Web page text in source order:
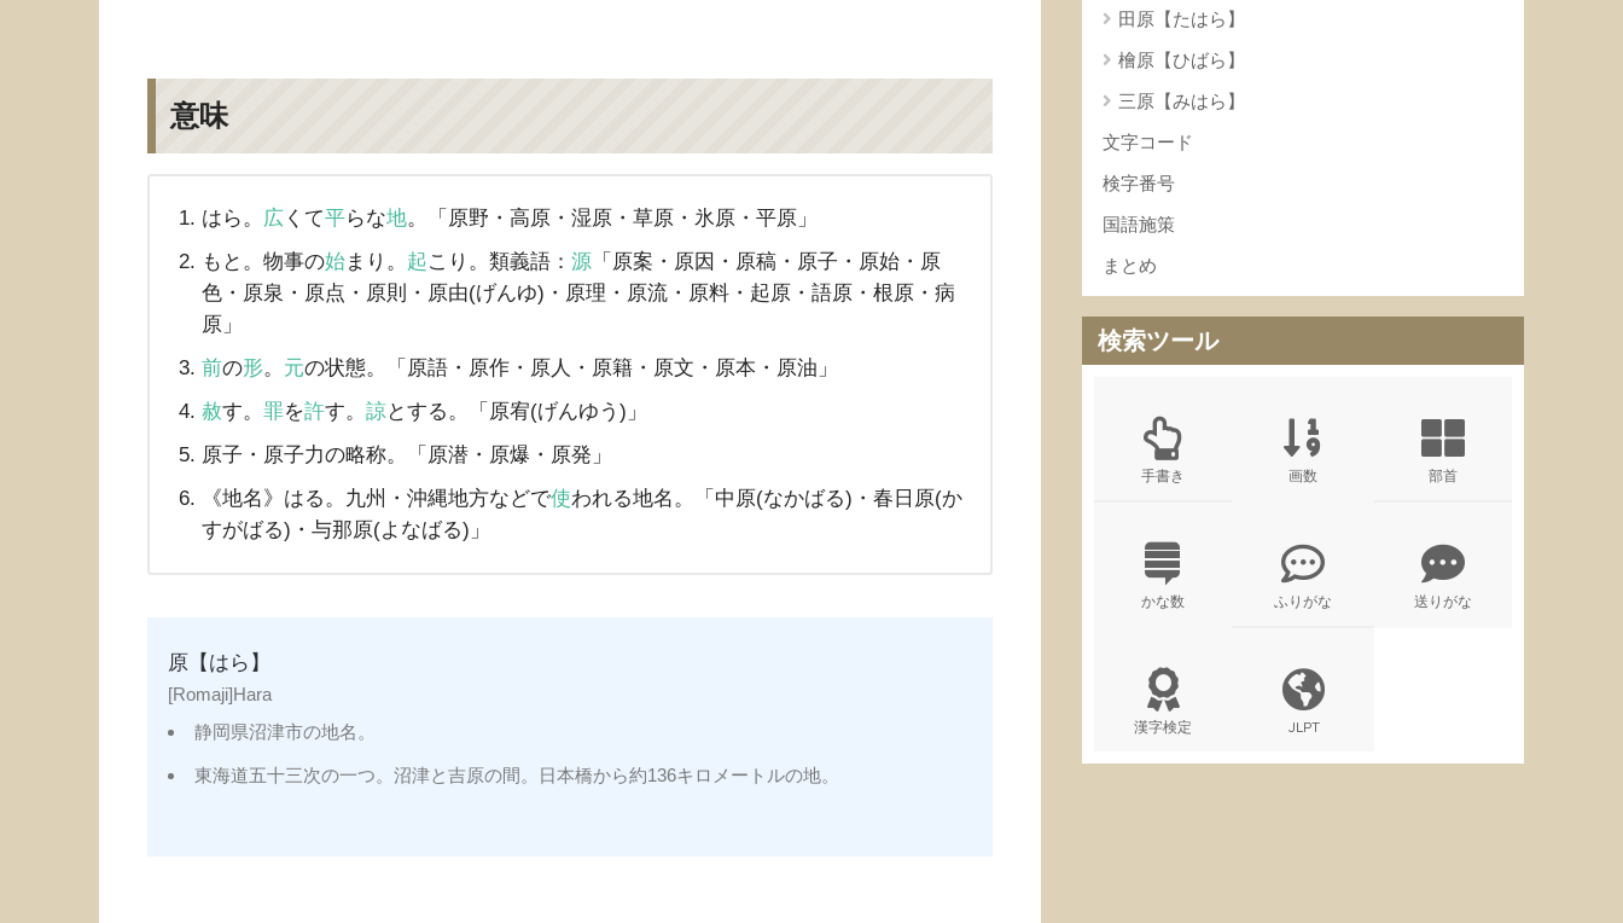
意味
はら。 広くて平らな地。「原野・高原・湿原・草原・氷原・平原」
もと。物事の始まり。 起 こり。類義語： 源「原案・原因・原稿・原子・原始・原
色・原泉・原点・原則・原由(げんゆ)・原理・原流・原料・起原・語原・根原・病
原」
前の形。 元の状態。「原語・原作・原人・原籍・原文・原本・原油」
赦す。 罪を許す。 諒とする。「原宥(げんゆう)」
原子・原子力の略称。「原潜・原爆・原発」
《地名》はる。九州・沖縄地方などで使われる地名。「中原(なかばる)・春日原(か
すがばる)・与那原(よなばる)」
原【はら】
[Romaji]Hara
静岡県沼津市の地名。
東海道五十三次の一つ。沼津と吉原の間。日本橋から約136キロメートルの地。
田原【たはら】
檜原【ひばら】
三原【みはら】
文字コード
検字番号
国語施策
まとめ
検索ツール
手書き 画数 部首
かな数 ふりがな 送りがな
漢字検定 JLPT